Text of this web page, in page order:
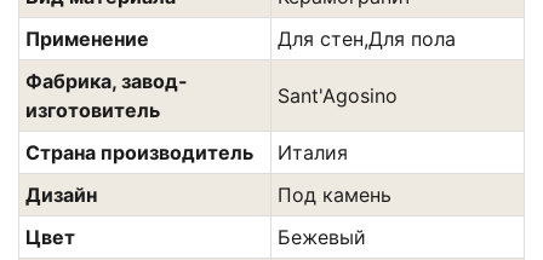
Применение
Для стен,Для пола
Фабрика, завод-
изготовитель
Sant'Agosino
Страна производитель
Италия
Дизайн
Под камень
Цвет
Бежевый